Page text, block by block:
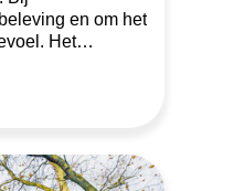
en om het
Het